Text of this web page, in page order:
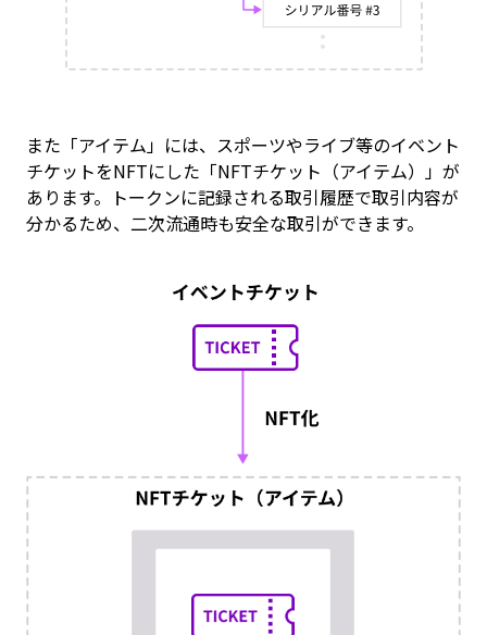
また「アイテム」には、スポーツやライブ等のイベント
チケットをNFTにした「NFTチケット（アイテム）」が
あります。トークンに記録される取引履歴で取引内容が
分かるため、二次流通時も安全な取引ができます。